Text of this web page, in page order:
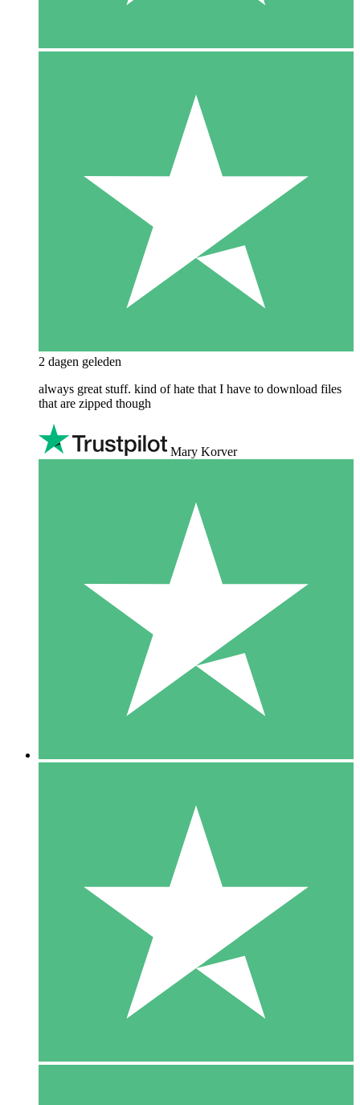
2 dagen geleden
always great stuff. kind of hate that I have to download files
that are zipped though
Mary Korver